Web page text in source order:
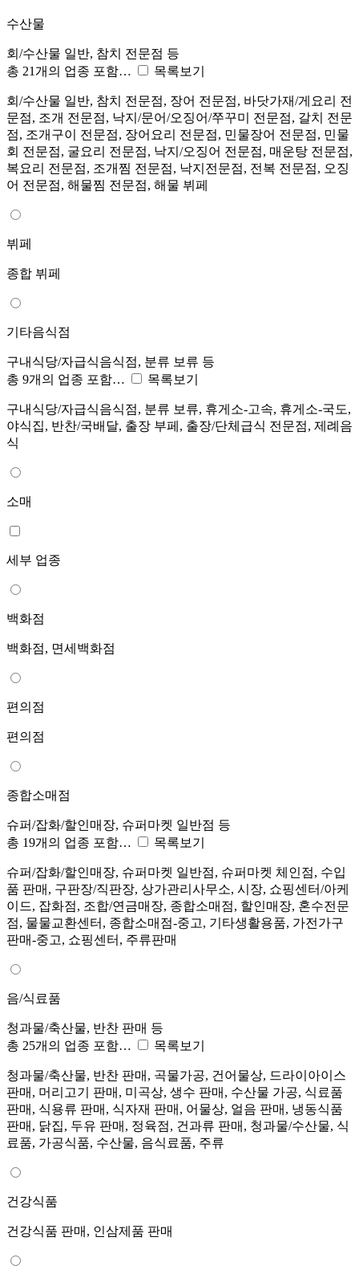
수산물
회/수산물 일반, 참치 전문점 등
총 21개의 업종 포함…
목록보기
회/수산물 일반, 참치 전문점, 장어 전문점, 바닷가재/게요리 전
문점, 조개 전문점, 낙지/문어/오징어/쭈꾸미 전문점, 갈치 전문
점, 조개구이 전문점, 장어요리 전문점, 민물장어 전문점, 민물
회 전문점, 굴요리 전문점, 낙지/오징어 전문점, 매운탕 전문점,
복요리 전문점, 조개찜 전문점, 낙지전문점, 전복 전문점, 오징
어 전문점, 해물찜 전문점, 해물 뷔페
뷔페
종합 뷔페
기타음식점
구내식당/자급식음식점, 분류 보류 등
총 9개의 업종 포함…
목록보기
구내식당/자급식음식점, 분류 보류, 휴게소-고속, 휴게소-국도,
야식집, 반찬/국배달, 출장 부페, 출장/단체급식 전문점, 제례음
식
소매
세부 업종
백화점
백화점, 면세백화점
편의점
편의점
종합소매점
슈퍼/잡화/할인매장, 슈퍼마켓 일반점 등
총 19개의 업종 포함…
목록보기
슈퍼/잡화/할인매장, 슈퍼마켓 일반점, 슈퍼마켓 체인점, 수입
품 판매, 구판장/직판장, 상가관리사무소, 시장, 쇼핑센터/아케
이드, 잡화점, 조합/연금매장, 종합소매점, 할인매장, 혼수전문
점, 물물교환센터, 종합소매점-중고, 기타생활용품, 가전가구
판매-중고, 쇼핑센터, 주류판매
음/식료품
청과물/축산물, 반찬 판매 등
총 25개의 업종 포함…
목록보기
청과물/축산물, 반찬 판매, 곡물가공, 건어물상, 드라이아이스
판매, 머리고기 판매, 미곡상, 생수 판매, 수산물 가공, 식료품
판매, 식용류 판매, 식자재 판매, 어물상, 얼음 판매, 냉동식품
판매, 닭집, 두유 판매, 정육점, 건과류 판매, 청과물/수산물, 식
료품, 가공식품, 수산물, 음식료품, 주류
건강식품
건강식품 판매, 인삼제품 판매